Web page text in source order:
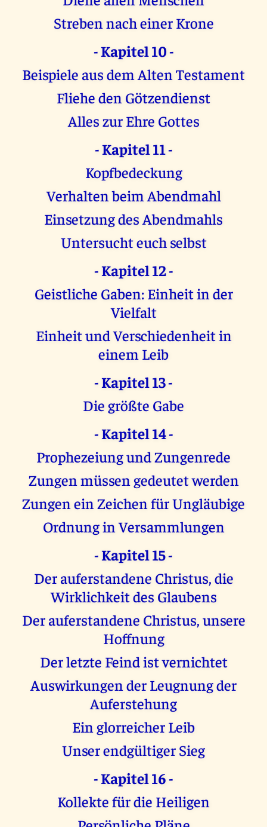
Streben nach einer Krone
- Kapitel 10 -
Beispiele aus dem Alten Testament
Fliehe den Götzendienst
Alles zur Ehre Gottes
- Kapitel 11 -
Kopfbedeckung
Verhalten beim Abendmahl
Einsetzung des Abendmahls
Untersucht euch selbst
- Kapitel 12 -
Geistliche Gaben: Einheit in der
Vielfalt
Einheit und Verschiedenheit in
einem Leib
- Kapitel 13 -
Die größte Gabe
- Kapitel 14 -
Prophezeiung und Zungenrede
Zungen müssen gedeutet werden
Zungen ein Zeichen für Ungläubige
Ordnung in Versammlungen
- Kapitel 15 -
Der auferstandene Christus, die
Wirklichkeit des Glaubens
Der auferstandene Christus, unsere
Hoffnung
Der letzte Feind ist vernichtet
Auswirkungen der Leugnung der
Auferstehung
Ein glorreicher Leib
Unser endgültiger Sieg
- Kapitel 16 -
Kollekte für die Heiligen